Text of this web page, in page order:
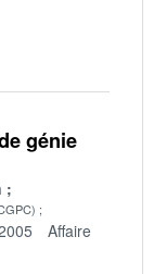
génie
Affaire